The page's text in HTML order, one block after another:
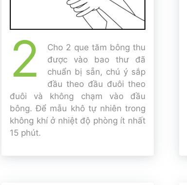
2
Cho 2 que tăm bông thu
được vào bao thư đã
chuẩn bị sẵn, chú ý sắp
đầu theo đầu đuôi theo
đuôi và không chạm vào đầu
bông. Để mẫu khô tự nhiên trong
không khí ở nhiệt độ phòng ít nhất
15 phút.